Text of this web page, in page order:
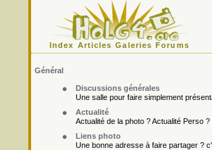
Index Articles Galeries Forums
Général
Discussions générales
Une salle pour faire simplement
Actualité
Actualité de la photo ? Actualité Perso
Liens photo
Une bonne adresse à faire partager ?